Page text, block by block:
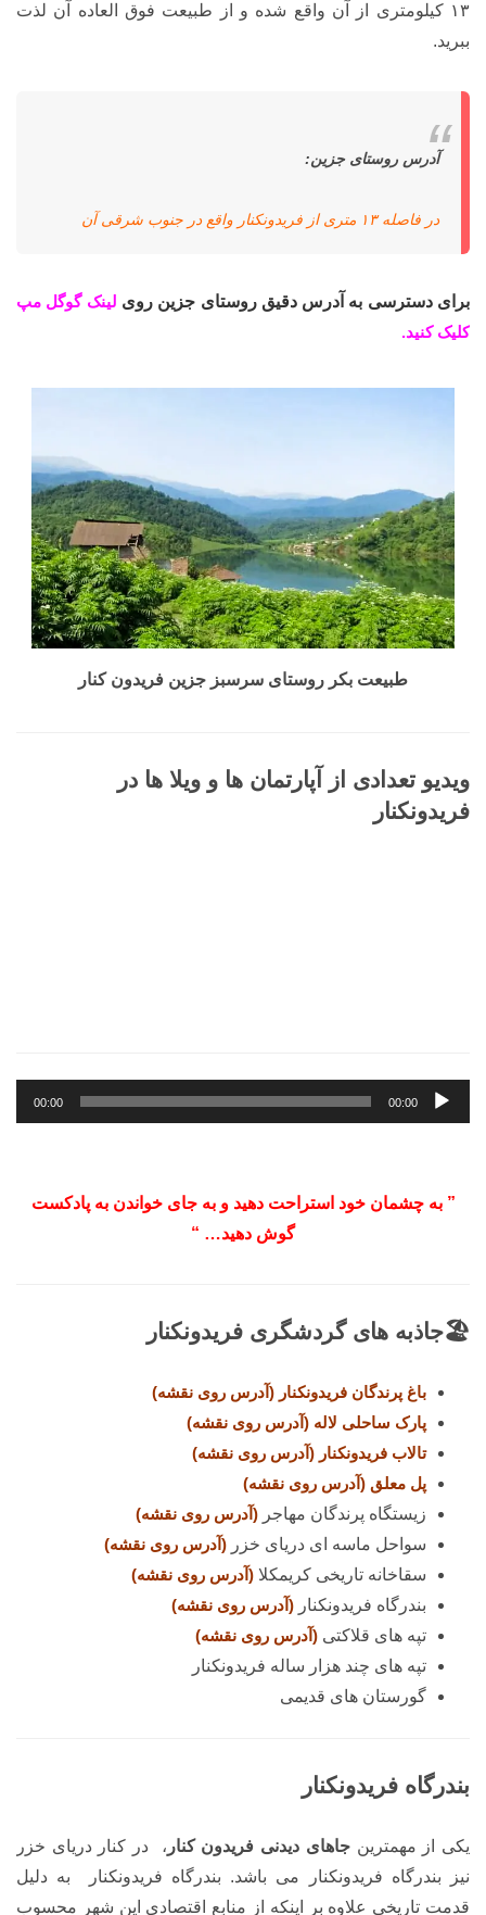
۱۳ کیلومتری از آن واقع شده و از طبیعت فوق العاده آن لذت
ببرید.
آدرس روستای جزین:
در فاصله ۱۳ متری از فریدونکنار واقع در جنوب شرقی آن
برای دسترسی به آدرس دقیق روستای جزین روی لینک گوگل مپ
کلیک کنید.
طبیعت بکر روستای سرسبز جزین فریدون کنار
ویدیو تعدادی از آپارتمان ها و ویلا ها در
فریدونکنار
پخش‌کننده
صوت
00:00
00:00
” به چشمان خود استراحت دهید و به جای خواندن به پادکست
گوش دهید… “
🏖️جاذبه های گردشگری فریدونکنار
باغ پرندگان فریدونکنار (آدرس روی نقشه)
پارک ساحلی لاله (آدرس روی نقشه)
تالاب فریدونکنار (آدرس روی نقشه)
پل معلق (آدرس روی نقشه)
زیستگاه پرندگان مهاجر (آدرس روی نقشه)
سواحل ماسه ای دریای خزر (آدرس روی نقشه)
سقاخانه تاریخی کریمکلا (آدرس روی نقشه)
بندرگاه فریدونکنار (آدرس روی نقشه)
تپه های قلاکتی (آدرس روی نقشه)
تپه های چند هزار ساله فریدونکنار
گورستان های قدیمی
بندرگاه فریدونکنار
یکی از مهمترینجاهای دیدنی فریدون کنار ، در کنار دریای خزر
نیز بندرگاه فریدونکنار می باشد. بندرگاه فریدونکنار به دلیل
قدمت تاریخی علاوه بر اینکه از منابع اقتصادی این شهر محسوب